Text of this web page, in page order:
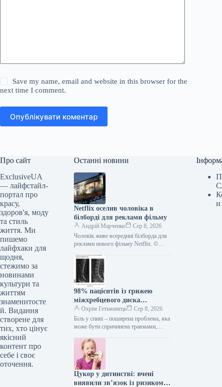
Save my name, email and website in this browser for the
next time I comment.
Опублікувати коментар
Про сайт
ExclusiveUA
— лайфстайл-
портал про
красу,
здоров'я, моду
та стиль
життя. Ми
пишемо
лайфхаки для
щодня,
стежимо за
новинами
культури та
життям
знаменитосте
й. Видання
створене для
тих, хто цінує
якісний
контент про
себе і своє
оточення.
Останні новини
Netflix оселив чоловіка в
білборді для реклами фільму
Андрій Марченко
Сер 8, 2026
Чоловік живе всередині білборда для
реклами нового фільму Netflix. ©
платформа Netflix незвично
прорекламувала новий науково-
фантастичний
98% пацієнтів із грижею
міжхребцевого диска
позбулися болю без операції
Охрім Гетьманець
Сер 8, 2026
Біль у спині – поширена проблема, яка
може бути спричинена травмами,
слабкими м’язами або вродженими
особливостями. Часто…
Цукор у дитинстві: вчені
виявили зв’язок із ризиком
и